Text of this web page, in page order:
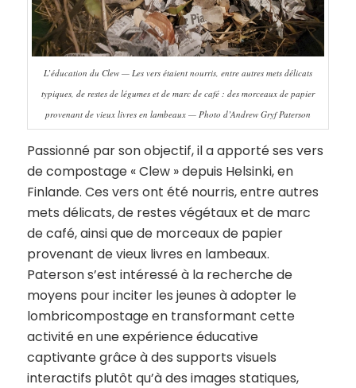
L’éducation du Clew — Les vers étaient nourris, entre autres mets délicats
typiques, de restes de légumes et de marc de café : des morceaux de papier
provenant de vieux livres en lambeaux — Photo d’Andrew Gryf Paterson
Passionné par son objectif, il a apporté ses vers
de compostage « Clew » depuis Helsinki, en
Finlande. Ces vers ont été nourris, entre autres
mets délicats, de restes végétaux et de marc
de café, ainsi que de morceaux de papier
provenant de vieux livres en lambeaux.
Paterson s’est intéressé à la recherche de
moyens pour inciter les jeunes à adopter le
lombricompostage en transformant cette
activité en une expérience éducative
captivante grâce à des supports visuels
interactifs plutôt qu’à des images statiques,